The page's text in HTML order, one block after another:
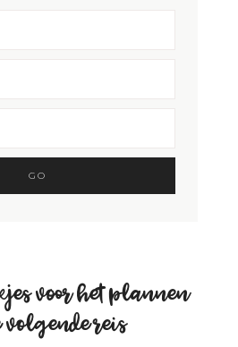
voor het plannen
volgende reis